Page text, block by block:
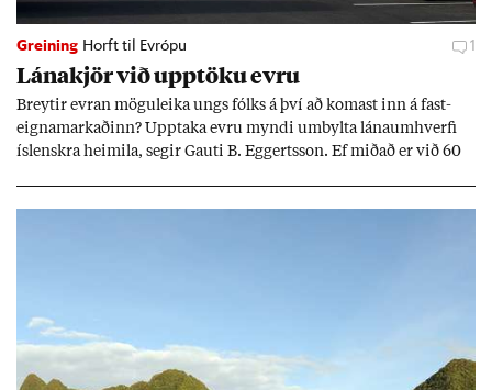
Greining Horft til Evrópu 1
Lána­kjör við upp­töku evru
Breyt­ir evr­an mögu­leika ungs fólks á því að kom­ast inn á fast­
eigna­mark­að­inn? Upp­taka evru myndi um­bylta lánaum­hverfi
ís­lenskra heim­ila, seg­ir Gauti B. Eggerts­son. Ef mið­að er við 60